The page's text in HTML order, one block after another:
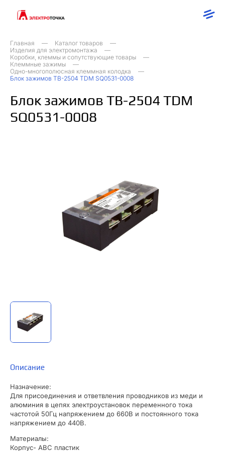
Главная
Каталог товаров
Изделия для электромонтажа
Коробки, клеммы и сопутствующие товары
Клеммные зажимы
Одно-многополюсная клеммная колодка
Блок зажимов ТВ-2504 TDM SQ0531-0008
Блок зажимов ТВ-2504 TDM
SQ0531-0008
Описание
Назначение:
Для присоединения и ответвления проводников из меди и
алюминия в цепях электроустановок переменного тока
частотой 50Гц напряжением до 660В и постоянного тока
напряжением до 440В.
Материалы:
Корпус- ABC пластик